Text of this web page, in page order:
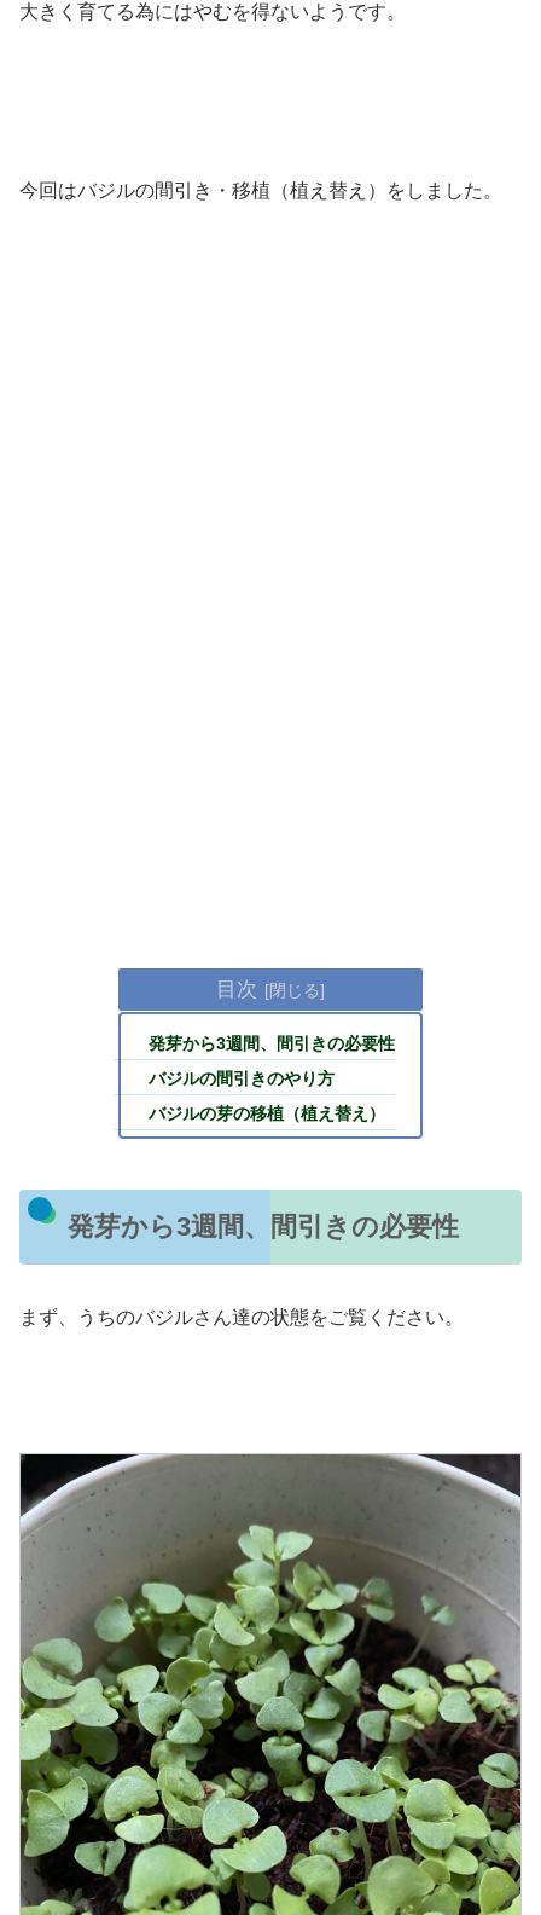
大きく育てる為にはやむを得ないようです。
今回はバジルの間引き・移植（植え替え）をしました。
目次
発芽から3週間、間引きの必要性
バジルの間引きのやり方
バジルの芽の移植（植え替え）
発芽から3週間、間引きの必要性
まず、うちのバジルさん達の状態をご覧ください。